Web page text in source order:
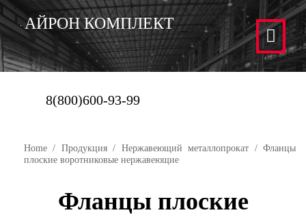
АЙРОН КОМПЛЕКТ
8(800)600-93-99
Home / Продукция/ Нержавеющий металлопрокат / Фланцы
плоские воротниковые нержавеющие
Фланцы плоские